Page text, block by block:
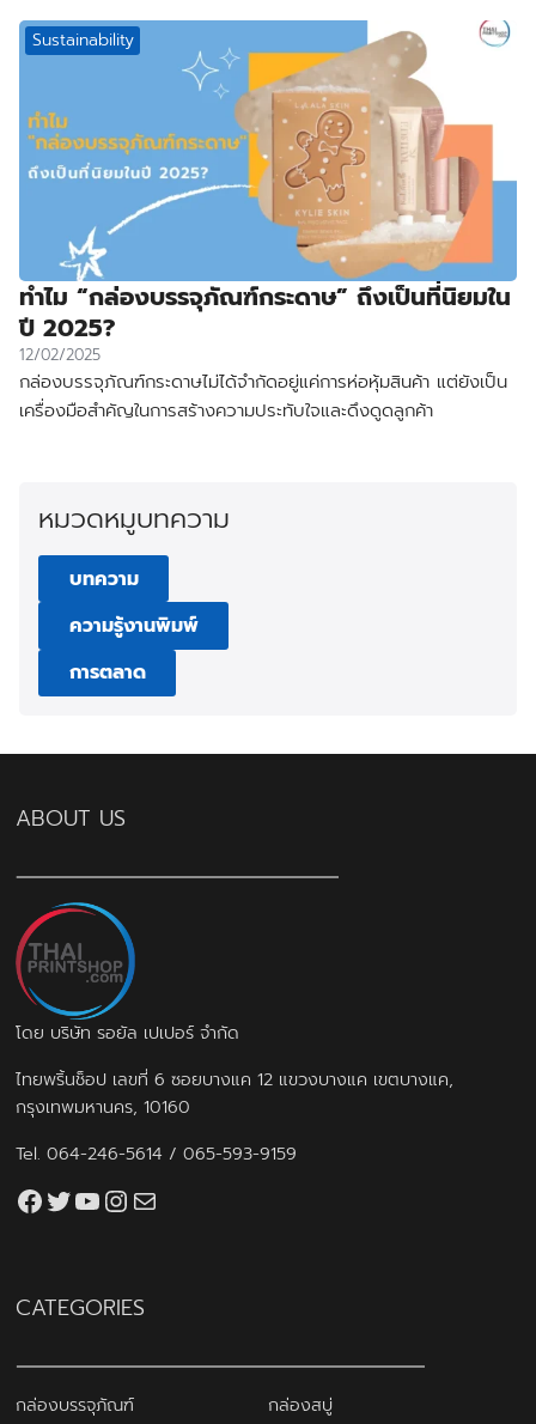
Sustainability
ทำไม “กล่องบรรจุภัณฑ์กระดาษ” ถึงเป็นที่นิยมใน
ปี 2025?
12/02/2025
กล่องบรรจุภัณฑ์กระดาษไม่ได้จำกัดอยู่แค่การห่อหุ้มสินค้า แต่ยังเป็น
เครื่องมือสำคัญในการสร้างความประทับใจและดึงดูดลูกค้า
หมวดหมูบทความ
บทความ
ความรู้งานพิมพ์
การตลาด
ABOUT US
โดย บริษัท รอยัล เปเปอร์ จำกัด
ไทยพริ้นช็อป เลขที่ 6 ซอยบางแค 12 แขวงบางแค เขตบางแค,
กรุงเทพมหานคร, 10160
Tel.064-246-5614 /065-593-9159
Facebook
Twitter
YouTube
Instagram
thaiprintshop.aw@gmail.com
CATEGORIES
กล่องบรรจุภัณฑ์
กล่องสบู่